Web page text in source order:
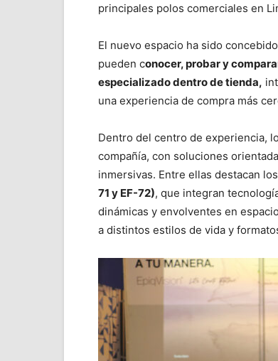
principales polos comerciales en
El nuevo espacio ha sido
pueden conocer, probar y
especializado dentro de tienda,
una experiencia de compra más
Dentro del centro de experiencia,
compañía, con soluciones
inmersivas. Entre ellas destacan
71 y EF-72), que integran
dinámicas y envolventes en
a distintos estilos de vida y